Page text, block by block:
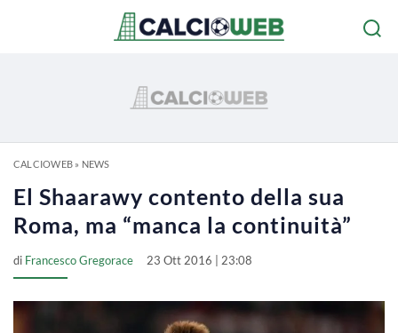
CALCIOWEB» NEWS
El Shaarawy contento della sua
Roma, ma “manca la continuità”
di Francesco Gregorace 23 Ott 2016 | 23:08